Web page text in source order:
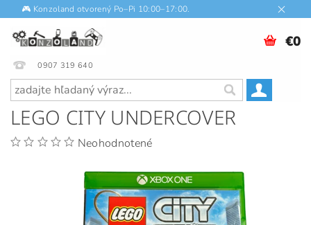
🎮 Konzoland otvorený Po–Pi 10:00–17:00.
0907 319 640
€0
LEGO CITY UNDERCOVER
Neohodnotené